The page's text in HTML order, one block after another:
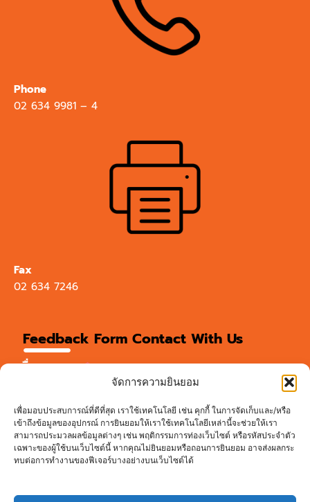
จัดการความยินยอม
เพื่อมอบประสบการณ์ที่ดีที่สุด เราใช้เทคโนโลยี เช่น คุกกี้ ในการจัดเก็บและ/หรือ
เข้าถึงข้อมูลของอุปกรณ์ การยินยอมให้เราใช้เทคโนโลยีเหล่านี้จะช่วยให้เรา
สามารถประมวลผลข้อมูลต่างๆ เช่น พฤติกรรมการท่องเว็บไซต์ หรือรหัสประจำตัว
เฉพาะของผู้ใช้บนเว็บไซต์นี้ หากคุณไม่ยินยอมหรือถอนการยินยอม อาจส่งผลกระ
ทบต่อการทำงานของฟีเจอร์บางอย่างบนเว็บไซต์ได้
Phone
02 634 9981 – 4
Fax
02 634 7246
Feedback Form Contact With Us
ชื่อ-นามสกุล
ชื่อบริษัท